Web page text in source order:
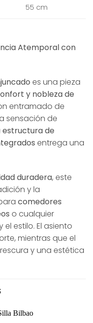
55 cm
Atemporal con
es una pieza
y nobleza de
entramado de
sensación de
estructura de
entrega una
duradera, este
y la
comedores
o cualquier
estilo. El asiento
mientras que el
y una estética